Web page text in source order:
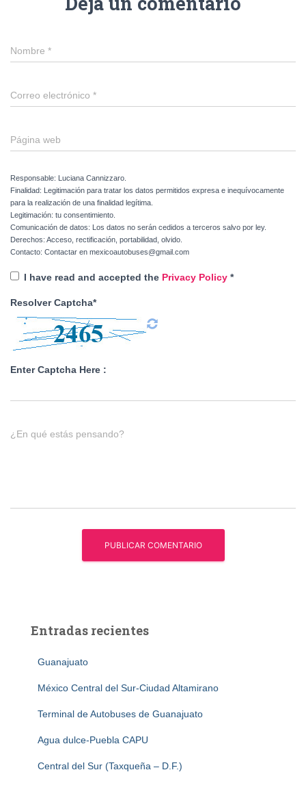
Nombre *
Correo electrónico *
Página web
Responsable: Luciana Cannizzaro.
Finalidad: Legitimación para tratar los datos permitidos expresa e inequívocamente
para la realización de una finalidad legítima.
Legitimación: tu consentimiento.
Comunicación de datos: Los datos no serán cedidos a terceros salvo por ley.
Derechos: Acceso, rectificación, portabilidad, olvido.
Contacto: Contactar en mexicoautobuses@gmail.com
I have read and accepted the Privacy Policy *
Resolver Captcha*
Enter Captcha Here :
¿En qué estás pensando?
Entradas recientes
Guanajuato
México Central del Sur-Ciudad Altamirano
Terminal de Autobuses de Guanajuato
Agua dulce-Puebla CAPU
Central del Sur (Taxqueña – D.F.)